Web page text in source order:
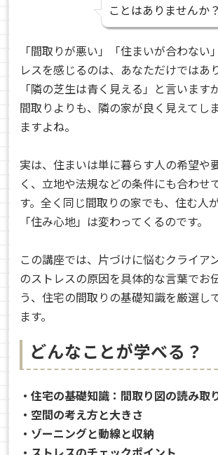
ことはありませんか？
「間取りが悪い」「住まいが合わない
レスを感じるのは、あなただけではあ
「隣の芝生は青く見える」と言います
間取りよりも、隣の家が良く見えてし
ますよね。
実は、住まいは単に暮らす人の希望や
く、立地や法規などの条件にも合わせ
す。全く同じ間取りの家でも、住む人
「住み心地」は変わってくるのです。
この講座では、片づけに悩むクライア
のストレスの原因を具体的な言葉でお
う、住宅の間取りの基礎知識を厳選し
ます。
どんなことが学べる？
・住宅の基礎知識：間取り図の読み取
・空間の考え方と大きさ
・ゾーニングと動線と収納